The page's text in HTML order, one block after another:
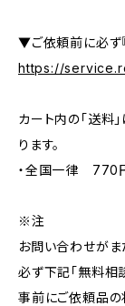
▼ご依頼前に必ず
https://
カート内の「送料
ります。
・全国一律 770
※注
お問い合わせがま
必ず下記「無料相
事前にご依頼品の